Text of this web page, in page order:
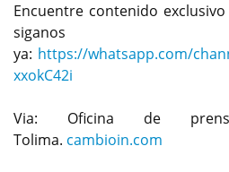
Encuentre contenido
siganos
ya: https://whatsapp.com/
xxokC42i
Via: Oficina de
Tolima. cambioin.com